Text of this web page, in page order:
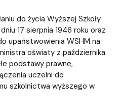
do życia Wyższej Szkoły
17 sierpnia 1946 roku oraz
upaństwowienia WSHM na
oświaty z października
podstawy prawne,
uczelni do
szkolnictwa wyższego w